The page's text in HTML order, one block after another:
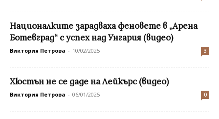
Националките зарадваха феновете в „Арена
Ботевград“ с успех над Унгария (видео)
Виктория Петрова - 10/02/2025 3
Хюстън не се даде на Лейкърс (видео)
Виктория Петрова - 06/01/2025 0